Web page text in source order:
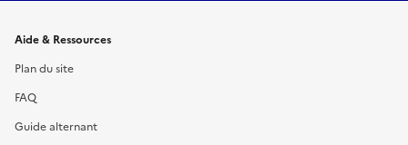
Informations et liens du site
Aide & Ressources
Plan du site
FAQ
Guide alternant